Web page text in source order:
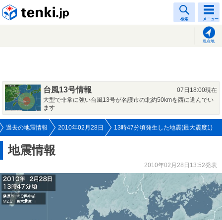
検索 メニュー
現在地
台風13号情報
07日18:00現在
大型で非常に強い台風13号が名護市の北約50kmを西に進んでい
ます
過去の地震情報 2010年02月28日 13時47分頃発生した地震(最大震度1)
地震情報
2010年02月28日13:52発表